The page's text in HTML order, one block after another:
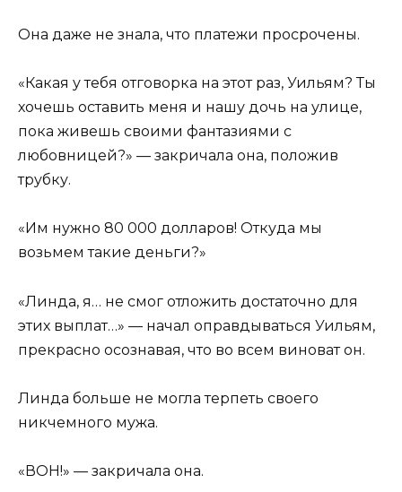
Она даже не знала, что платежи просрочены.
«Какая у тебя отговорка на этот раз, Уильям? Ты
хочешь оставить меня и нашу дочь на улице,
пока живешь своими фантазиями с
любовницей?» — закричала она, положив
трубку.
«Им нужно 80 000 долларов! Откуда мы
возьмем такие деньги?»
«Линда, я… не смог отложить достаточно для
этих выплат…» — начал оправдываться Уильям,
прекрасно осознавая, что во всем виноват он.
Линда больше не могла терпеть своего
никчемного мужа.
«ВОН!» — закричала она.